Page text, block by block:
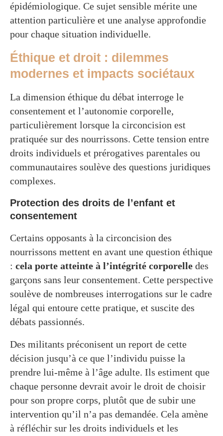
épidémiologique. Ce sujet sensible mérite une
attention particulière et une analyse approfondie
pour chaque situation individuelle.
Éthique et droit : dilemmes
modernes et impacts sociétaux
La dimension éthique du débat interroge le
consentement et l’autonomie corporelle,
particulièrement lorsque la circoncision est
pratiquée sur des nourrissons. Cette tension entre
droits individuels et prérogatives parentales ou
communautaires soulève des questions juridiques
complexes.
Protection des droits de l’enfant et
consentement
Certains opposants à la circoncision des
nourrissons mettent en avant une question éthique
: cela porte atteinte à l’intégrité corporelle des
garçons sans leur consentement. Cette perspective
soulève de nombreuses interrogations sur le cadre
légal qui entoure cette pratique, et suscite des
débats passionnés.
Des militants préconisent un report de cette
décision jusqu’à ce que l’individu puisse la
prendre lui-même à l’âge adulte. Ils estiment que
chaque personne devrait avoir le droit de choisir
pour son propre corps, plutôt que de subir une
intervention qu’il n’a pas demandée. Cela amène
à réfléchir sur les droits individuels et les